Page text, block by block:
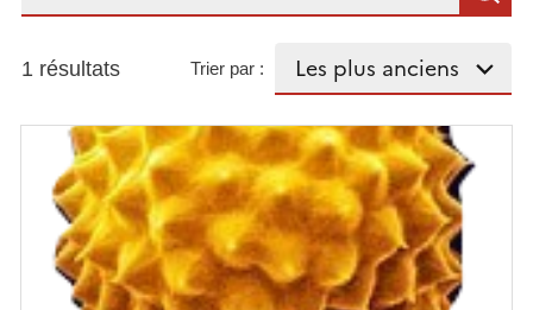
1 résultats Trier par :